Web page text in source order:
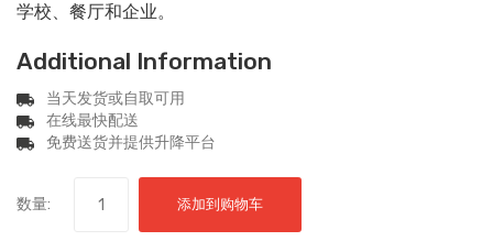
学校、餐厅和企业。
Additional Information
当天发货或自取可用
在线最快配送
免费送货并提供升降平台
数量: 添加到购物车